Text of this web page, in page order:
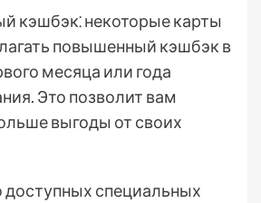
кэшбэк⁚ некоторые карты
повышенный кэшбэк в
месяца или года
Это позволит вам
выгоды от своих
доступных специальных